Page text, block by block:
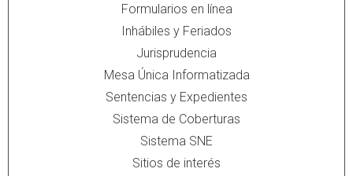
Formularios en línea
Inhábiles y Feriados
Jurisprudencia
Mesa Única Informatizada
Sentencias y Expedientes
Sistema de Coberturas
Sistema SNE
Sitios de interés